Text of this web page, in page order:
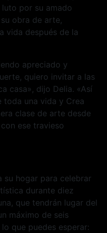
por su amado
obra de arte,
vida después de la
apreciado y
quiero invitar a las
casa», dijo Delia. «Así
toda una vida y Crea
clase de arte desde
ese travieso
su hogar para celebrar
durante diez
que tendrán lugar del
máximo de seis
que puedes esperar: